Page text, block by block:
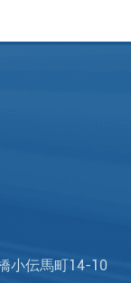
小伝馬町14-10